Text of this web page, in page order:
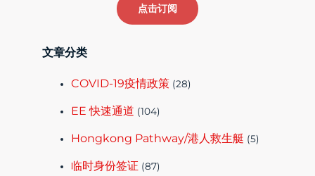
点击订阅
文章分类
COVID-19疫情政策 (28)
EE 快速通道 (104)
Hongkong Pathway/港人救生艇 (5)
临时身份签证 (87)